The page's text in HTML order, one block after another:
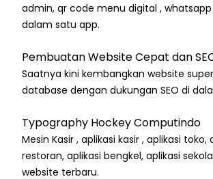
admin, qr code menu digital ,
dalam satu app.
Pembuatan Website Cepat dan
Saatnya kini kembangkan website
database dengan dukungan SEO di
Typography Hockey Computindo
Mesin Kasir , aplikasi kasir , aplikasi toko,
restoran, aplikasi bengkel, aplikasi
website terbaru.